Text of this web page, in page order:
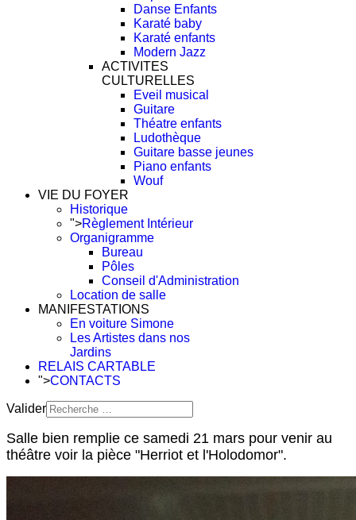
Danse Enfants
Karaté baby
Karaté enfants
Modern Jazz
ACTIVITES
CULTURELLES
Eveil musical
Guitare
Théatre enfants
Ludothèque
Guitare basse jeunes
Piano enfants
Wouf
VIE DU FOYER
Historique
">Règlement Intérieur
Organigramme
Bureau
Pôles
Conseil d'Administration
Location de salle
MANIFESTATIONS
En voiture Simone
Les Artistes dans nos
Jardins
RELAIS CARTABLE
">CONTACTS
Valider
for results.
Salle bien remplie ce samedi 21 mars pour venir au
théâtre voir la pièce "Herriot et l'Holodomor".